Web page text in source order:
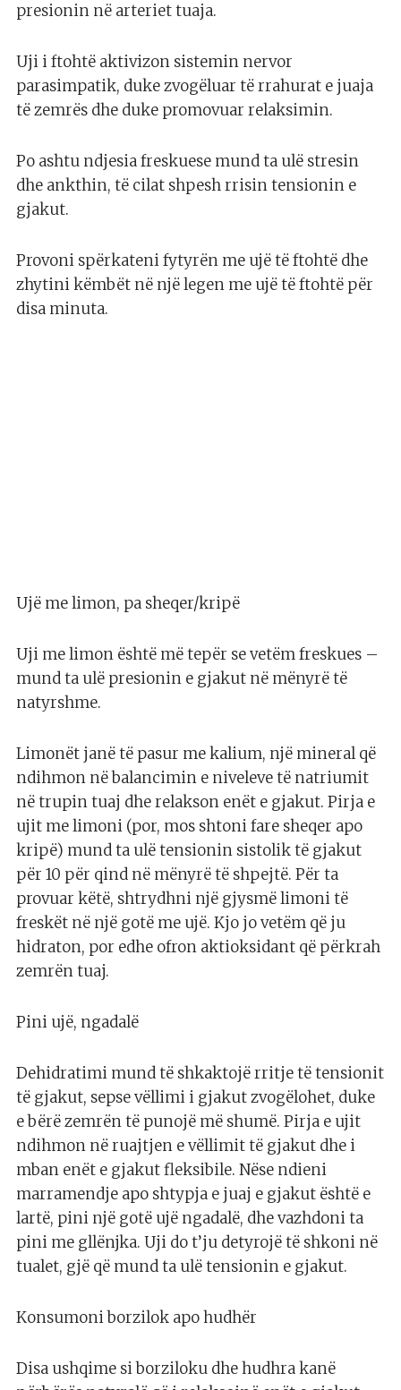
presionin në arteriet tuaja.
Uji i ftohtë aktivizon sistemin nervor
parasimpatik, duke zvogëluar të rrahurat e juaja
të zemrës dhe duke promovuar relaksimin.
Po ashtu ndjesia freskuese mund ta ulë stresin
dhe ankthin, të cilat shpesh rrisin tensionin e
gjakut.
Provoni spërkateni fytyrën me ujë të ftohtë dhe
zhytini këmbët në një legen me ujë të ftohtë për
disa minuta.
Ujë me limon, pa sheqer/kripë
Uji me limon është më tepër se vetëm freskues –
mund ta ulë presionin e gjakut në mënyrë të
natyrshme.
Limonët janë të pasur me kalium, një mineral që
ndihmon në balancimin e niveleve të natriumit
në trupin tuaj dhe relakson enët e gjakut. Pirja e
ujit me limoni (por, mos shtoni fare sheqer apo
kripë) mund ta ulë tensionin sistolik të gjakut
për 10 për qind në mënyrë të shpejtë. Për ta
provuar këtë, shtrydhni një gjysmë limoni të
freskët në një gotë me ujë. Kjo jo vetëm që ju
hidraton, por edhe ofron aktioksidant që përkrah
zemrën tuaj.
Pini ujë, ngadalë
Dehidratimi mund të shkaktojë rritje të tensionit
të gjakut, sepse vëllimi i gjakut zvogëlohet, duke
e bërë zemrën të punojë më shumë. Pirja e ujit
ndihmon në ruajtjen e vëllimit të gjakut dhe i
mban enët e gjakut fleksibile. Nëse ndieni
marramendje apo shtypja e juaj e gjakut është e
lartë, pini një gotë ujë ngadalë, dhe vazhdoni ta
pini me gllënjka. Uji do t’ju detyrojë të shkoni në
tualet, gjë që mund ta ulë tensionin e gjakut.
Konsumoni borzilok apo hudhër
Disa ushqime si borziloku dhe hudhra kanë